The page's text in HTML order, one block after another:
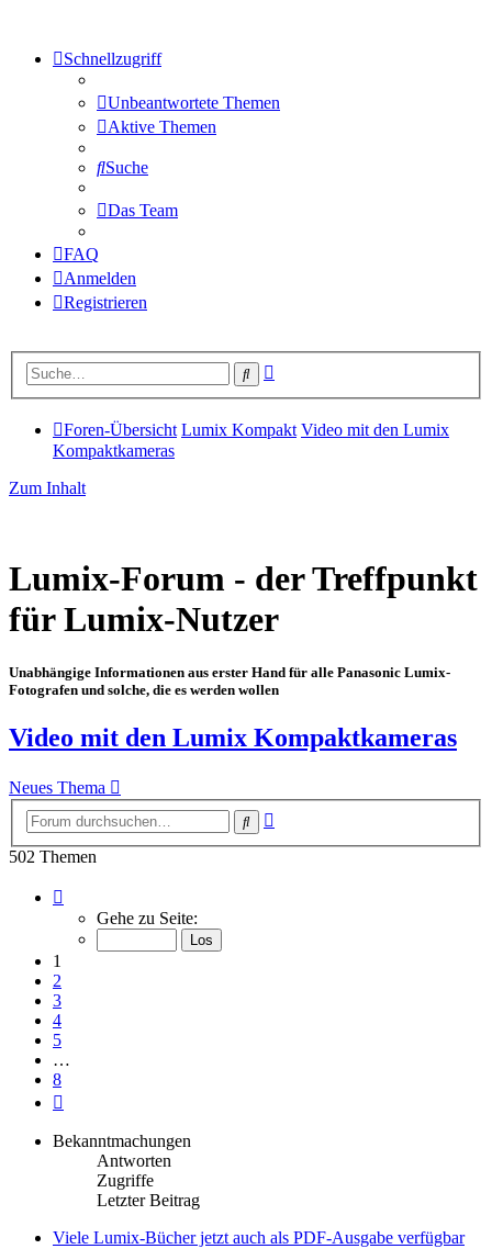
Schnellzugriff
Unbeantwortete Themen
Aktive Themen
Suche
Das Team
FAQ
Anmelden
Registrieren
Suche
Foren-Übersicht Lumix Kompakt Video mit den Lumix
Kompaktkameras
Zum Inhalt
Lumix-Forum - der Treffpunkt
für Lumix-Nutzer
Unabhängige Informationen aus erster Hand für alle Panasonic Lumix-
Fotografen und solche, die es werden wollen
Video mit den Lumix Kompaktkameras
Neues Thema
Suche
502 Themen
von
Gehe zu Seite:
1
2
3
4
5
…
8
Bekanntmachungen
Antworten
Zugriffe
Letzter Beitrag
Viele Lumix-Bücher jetzt auch als PDF-Ausgabe verfügbar